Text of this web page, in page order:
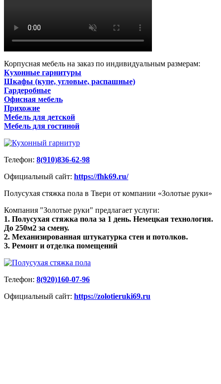
Корпусная мебель на заказ по индивидуальным размерам:
Кухонные гарнитуры
Шкафы (купе, угловые, распашные)
Гардеробные
Офисная мебель
Прихожие
Мебель для детской
Мебель для гостиной
Телефон: 8(910)836-62-98
Официальный сайт: https://fhk69.ru/
Полусухая стяжка пола в Твери от компании «Золотые руки»
Компания "Золотые руки" предлагает услуги:
1. Полусухая стяжка пола за 1 день. Немецкая технология.
До 250м2 за смену.
2. Механизированная штукатурка стен и потолков.
3. Ремонт и отделка помещений
Телефон: 8(920)160-07-96
Официальный сайт: https://zolotieruki69.ru